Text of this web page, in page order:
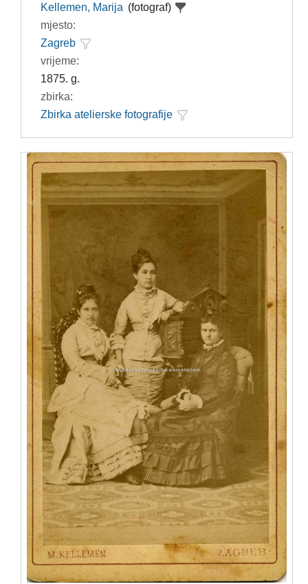
Kellemen, Marija (fotograf)
mjesto:
Zagreb
vrijeme:
1875. g.
zbirka:
Zbirka atelierske fotografije